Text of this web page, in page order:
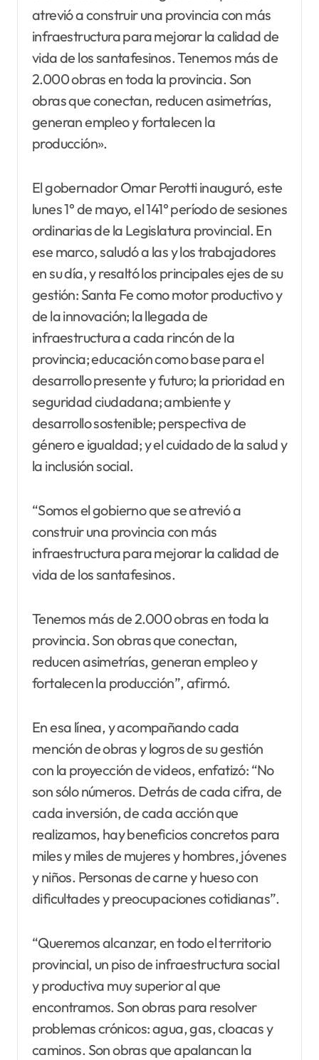
atrevió a construir una provincia con más
infraestructura para mejorar la calidad de
vida de los santafesinos. Tenemos más de
2.000 obras en toda la provincia. Son
obras que conectan, reducen asimetrías,
generan empleo y fortalecen la
producción».
El gobernador Omar Perotti inauguró, este
lunes 1° de mayo, el 141° período de sesiones
ordinarias de la Legislatura provincial. En
ese marco, saludó a las y los trabajadores
en su día, y resaltó los principales ejes de su
gestión: Santa Fe como motor productivo y
de la innovación; la llegada de
infraestructura a cada rincón de la
provincia; educación como base para el
desarrollo presente y futuro; la prioridad en
seguridad ciudadana; ambiente y
desarrollo sostenible; perspectiva de
género e igualdad; y el cuidado de la salud y
la inclusión social.
“Somos el gobierno que se atrevió a
construir una provincia con más
infraestructura para mejorar la calidad de
vida de los santafesinos.
Tenemos más de 2.000 obras en toda la
provincia. Son obras que conectan,
reducen asimetrías, generan empleo y
fortalecen la producción”, afirmó.
En esa línea, y acompañando cada
mención de obras y logros de su gestión
con la proyección de videos, enfatizó: “No
son sólo números. Detrás de cada cifra, de
cada inversión, de cada acción que
realizamos, hay beneficios concretos para
miles y miles de mujeres y hombres, jóvenes
y niños. Personas de carne y hueso con
dificultades y preocupaciones cotidianas”.
“Queremos alcanzar, en todo el territorio
provincial, un piso de infraestructura social
y productiva muy superior al que
encontramos. Son obras para resolver
problemas crónicos: agua, gas, cloacas y
caminos. Son obras que apalancan la